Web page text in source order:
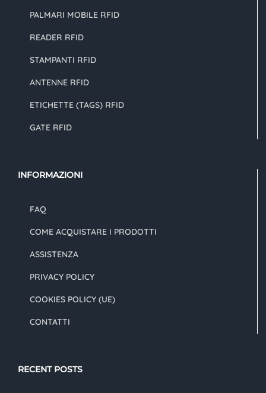
PALMARI MOBILE RFID
READER RFID
STAMPANTI RFID
ANTENNE RFID
ETICHETTE (TAGS) RFID
GATE RFID
INFORMAZIONI
FAQ
COME ACQUISTARE I PRODOTTI
ASSISTENZA
PRIVACY POLICY
COOKIES POLICY (UE)
CONTATTI
RECENT POSTS